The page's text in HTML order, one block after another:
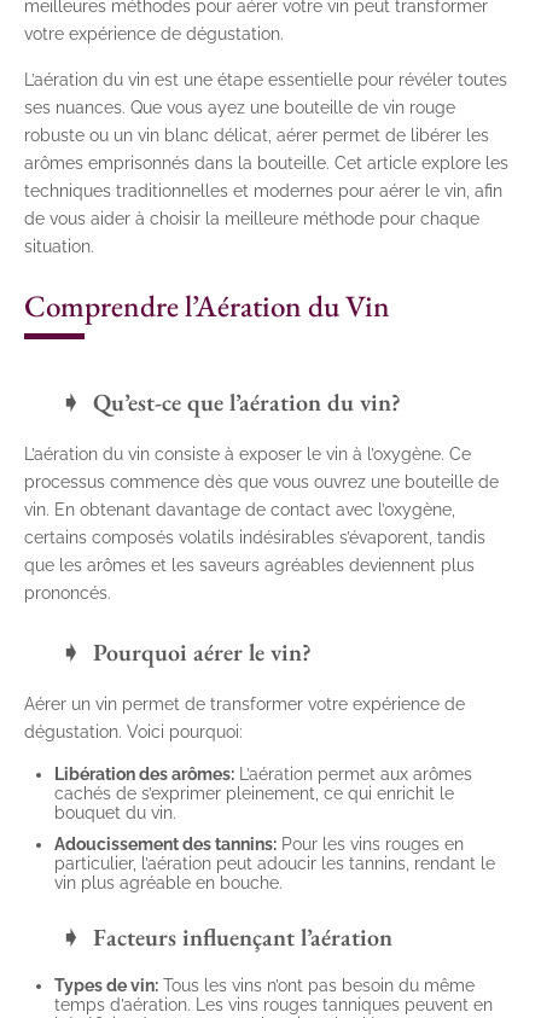
meilleures méthodes pour aérer votre vin peut transformer
votre expérience de dégustation.
L’aération du vin est une étape essentielle pour révéler toutes
ses nuances. Que vous ayez une bouteille de vin rouge
robuste ou un vin blanc délicat, aérer permet de libérer les
arômes emprisonnés dans la bouteille. Cet article explore les
techniques traditionnelles et modernes pour aérer le vin, afin
de vous aider à choisir la meilleure méthode pour chaque
situation.
Comprendre l’Aération du Vin
Qu’est-ce que l’aération du vin?
L’aération du vin consiste à exposer le vin à l’oxygène. Ce
processus commence dès que vous ouvrez une bouteille de
vin. En obtenant davantage de contact avec l’oxygène,
certains composés volatils indésirables s’évaporent, tandis
que les arômes et les saveurs agréables deviennent plus
prononcés.
Pourquoi aérer le vin?
Aérer un vin permet de transformer votre expérience de
dégustation. Voici pourquoi:
Libération des arômes: L’aération permet aux arômes
cachés de s’exprimer pleinement, ce qui enrichit le
bouquet du vin.
Adoucissement des tannins: Pour les vins rouges en
particulier, l’aération peut adoucir les tannins, rendant le
vin plus agréable en bouche.
Facteurs influençant l’aération
Types de vin: Tous les vins n’ont pas besoin du même
temps d’aération. Les vins rouges tanniques peuvent en